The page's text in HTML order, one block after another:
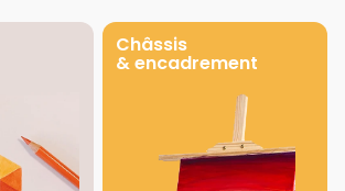
Châssis
& encadrement